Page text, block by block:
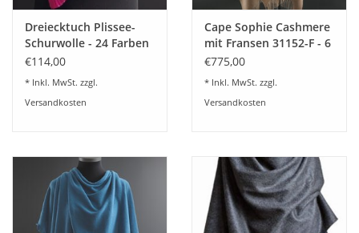
Dreiecktuch Plissee-
Schurwolle - 24 Farben
lieferbar
€114,00
* Inkl. MwSt. zzgl.
Versandkosten
Cape Sophie Cashmere
mit Fransen 31152-F - 6
Farben
€775,00
* Inkl. MwSt. zzgl.
Versandkosten